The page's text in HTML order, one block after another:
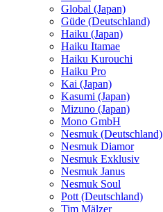
Global (Japan)
Güde (Deutschland)
Haiku (Japan)
Haiku Itamae
Haiku Kurouchi
Haiku Pro
Kai (Japan)
Kasumi (Japan)
Mizuno (Japan)
Mono GmbH
Nesmuk (Deutschland)
Nesmuk Diamor
Nesmuk Exklusiv
Nesmuk Janus
Nesmuk Soul
Pott (Deutschland)
Tim Mälzer